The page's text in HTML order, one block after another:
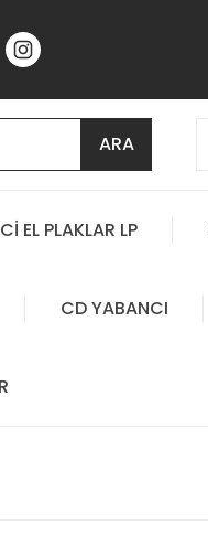
ARA
EL PLAKLAR LP
CD YABANCI